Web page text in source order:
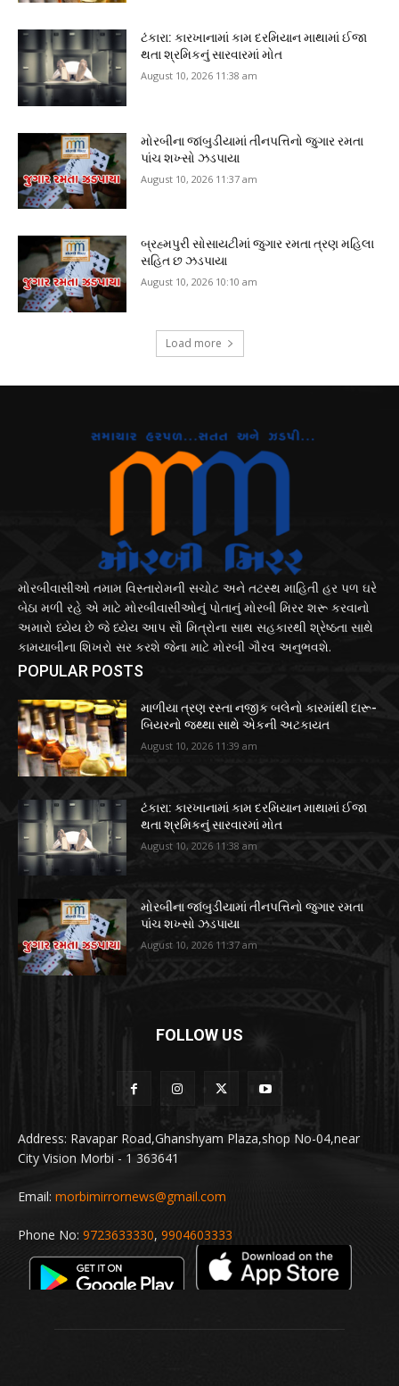
ટંકારા: કારખાનામાં કામ દરમિયાન માથામાં ઈજા
થતા શ્રમિકનું સારવારમાં મોત
August 10, 2026 11:38 am
મોરબીના જાંબુડીયામાં તીનપત્તિનો જુગાર રમતા
પાંચ શખ્સો ઝડપાયા
August 10, 2026 11:37 am
બ્રહ્મપુરી સોસાયટીમાં જુગાર રમતા ત્રણ મહિલા
સહિત છ ઝડપાયા
August 10, 2026 10:10 am
Load more
મોરબીવાસીઓ તમામ વિસ્તારોમની સચોટ અને તટસ્થ માહિતી હર પળ ઘરે
બેઠા મળી રહે એ માટે મોરબીવાસીઓનું પોતાનું મોરબી મિરર શરૂ કરવાનો
અમારો ધ્યેય છે જે ધ્યેય આપ સૌ મિત્રોના સાથ સહકારથી શ્રેષ્ઠતા સાથે
કામયાબીના શિખરો સર કરશે જેના માટે મોરબી ગૌરવ અનુભવશે.
POPULAR POSTS
માળીયા ત્રણ રસ્તા નજીક બલેનો કારમાંથી દારૂ-
બિયરનો જથ્થા સાથે એકની અટકાયત
August 10, 2026 11:39 am
ટંકારા: કારખાનામાં કામ દરમિયાન માથામાં ઈજા
થતા શ્રમિકનું સારવારમાં મોત
August 10, 2026 11:38 am
મોરબીના જાંબુડીયામાં તીનપત્તિનો જુગાર રમતા
પાંચ શખ્સો ઝડપાયા
August 10, 2026 11:37 am
FOLLOW US
Address: Ravapar Road,Ghanshyam Plaza,shop No-04,near
City Vision Morbi - 1 363641
Email: morbimirrornews@gmail.com
Phone No: 9723633330, 9904603333